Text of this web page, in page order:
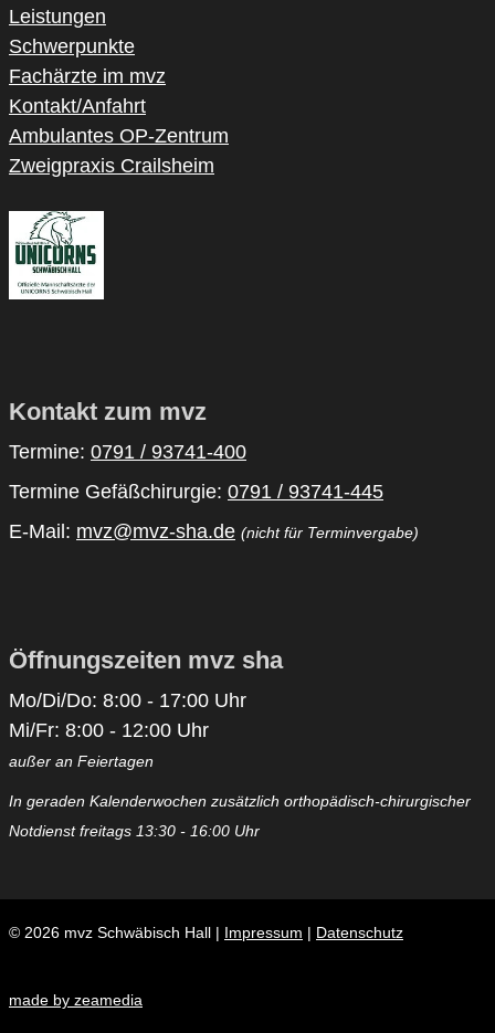
Leistungen
Schwerpunkte
Fachärzte im mvz
Kontakt/Anfahrt
Ambulantes OP-Zentrum
Zweigpraxis Crailsheim
Kontakt zum mvz
Termine: 0791 / 93741-400
Termine Gefäßchirurgie: 0791 / 93741-445
E-Mail: mvz@mvz-sha.de (nicht für Terminvergabe)
Öffnungszeiten mvz sha
Mo/Di/Do: 8:00 - 17:00 Uhr
Mi/Fr: 8:00 - 12:00 Uhr
außer an Feiertagen
In geraden Kalenderwochen zusätzlich orthopädisch-chirurgischer
Notdienst freitags 13:30 - 16:00 Uhr
© 2026 mvz Schwäbisch Hall | Impressum | Datenschutz
made by zeamedia